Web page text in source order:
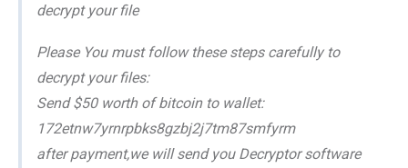
decrypt your file
Please You must follow these steps carefully to
decrypt your files:
Send $50 worth of bitcoin to wallet:
172etnw7yrnrpbks8gzbj2j7tm87smfyrm
after payment,we will send you Decryptor software